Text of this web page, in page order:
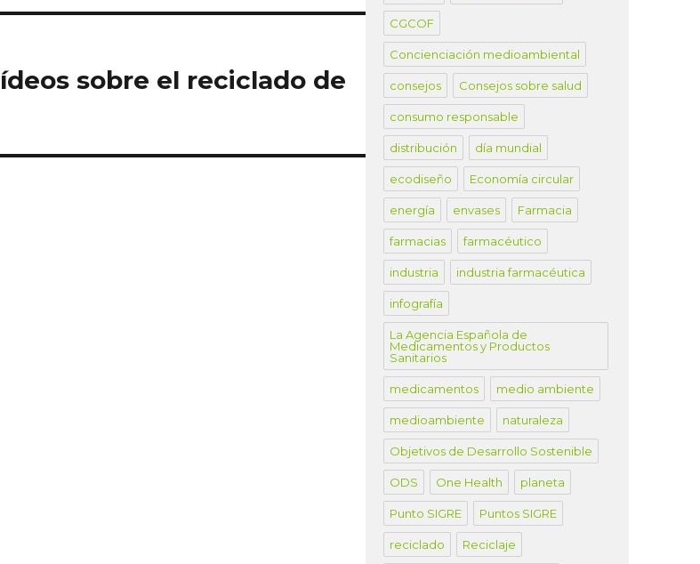
sobre el reciclado de
CGCOF
Concienciación medioambiental
consejos Consejos sobre salud
consumo responsable
distribución día mundial
ecodiseño Economía circular
energía envases Farmacia
farmacias farmacéutico
industria industria farmacéutica
infografía
La Agencia Española de
Medicamentos y Productos
Sanitarios
medicamentos medio ambiente
medioambiente naturaleza
Objetivos de Desarrollo Sostenible
ODS One Health planeta
Punto SIGRE Puntos SIGRE
reciclado Reciclaje